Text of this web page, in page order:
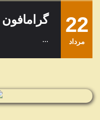
22
مرداد ...